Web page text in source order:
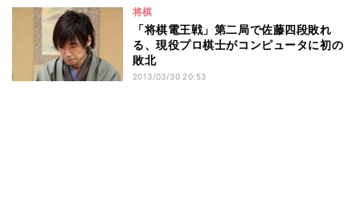
将棋
「将棋電王戦」第二局で佐藤四段敗れ
る、現役プロ棋士がコンピュータに初の
敗北
2013/03/30 20:53